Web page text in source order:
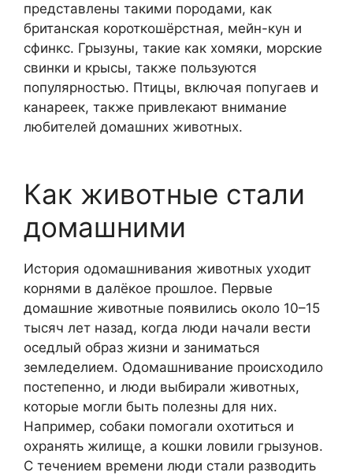
представлены такими породами, как
британская короткошёрстная, мейн-кун и
сфинкс. Грызуны, такие как хомяки, морские
свинки и крысы, также пользуются
популярностью. Птицы, включая попугаев и
канареек, также привлекают внимание
любителей домашних животных.
Как животные стали
домашними
История одомашнивания животных уходит
корнями в далёкое прошлое. Первые
домашние животные появились около 10–15
тысяч лет назад, когда люди начали вести
оседлый образ жизни и заниматься
земледелием. Одомашнивание происходило
постепенно, и люди выбирали животных,
которые могли быть полезны для них.
Например, собаки помогали охотиться и
охранять жилище, а кошки ловили грызунов.
С течением времени люди стали разводить